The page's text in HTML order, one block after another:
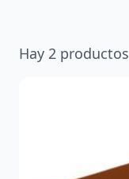
Hay 2 productos